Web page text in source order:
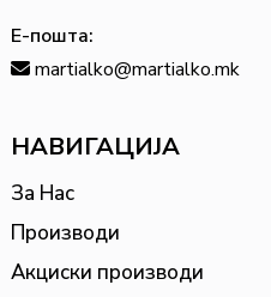
Е-пошта:
martialko@martialko.mk
НАВИГАЦИЈА
За Нас
Производи
Акциски производи